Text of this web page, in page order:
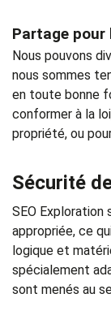
Partage pour
Nous pouvons
nous sommes
en toute bonne
conformer à la
propriété, ou
Sécurité
SEO Exploration
appropriée, ce
logique et
spécialement
sont menés au